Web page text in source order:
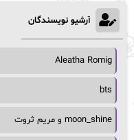
آرشیو نویسندگان
Aleatha Romig
bts
moon_shine و مریم ثروت